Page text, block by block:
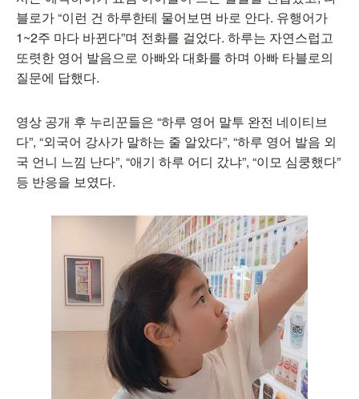
블로가 “이런 건 하루한테 물어보면 바로 안다. 유행어가
1~2주 마다 바뀐다”며 전화를 걸었다. 하루는 자연스럽고
또렷한 영어 발음으로 아빠와 대화를 하며 아빠 타블로의
질문에 답했다.
영상 공개 후 누리꾼들은 “하루 영어 말투 완전 네이티브
다”, “외국어 강사가 말하는 줄 알았다”, “하루 영어 발음 외
국 언니 느낌 난다”, “애기 하루 어디 갔냐”, “이모 심쿵했다”
등 반응을 보였다.